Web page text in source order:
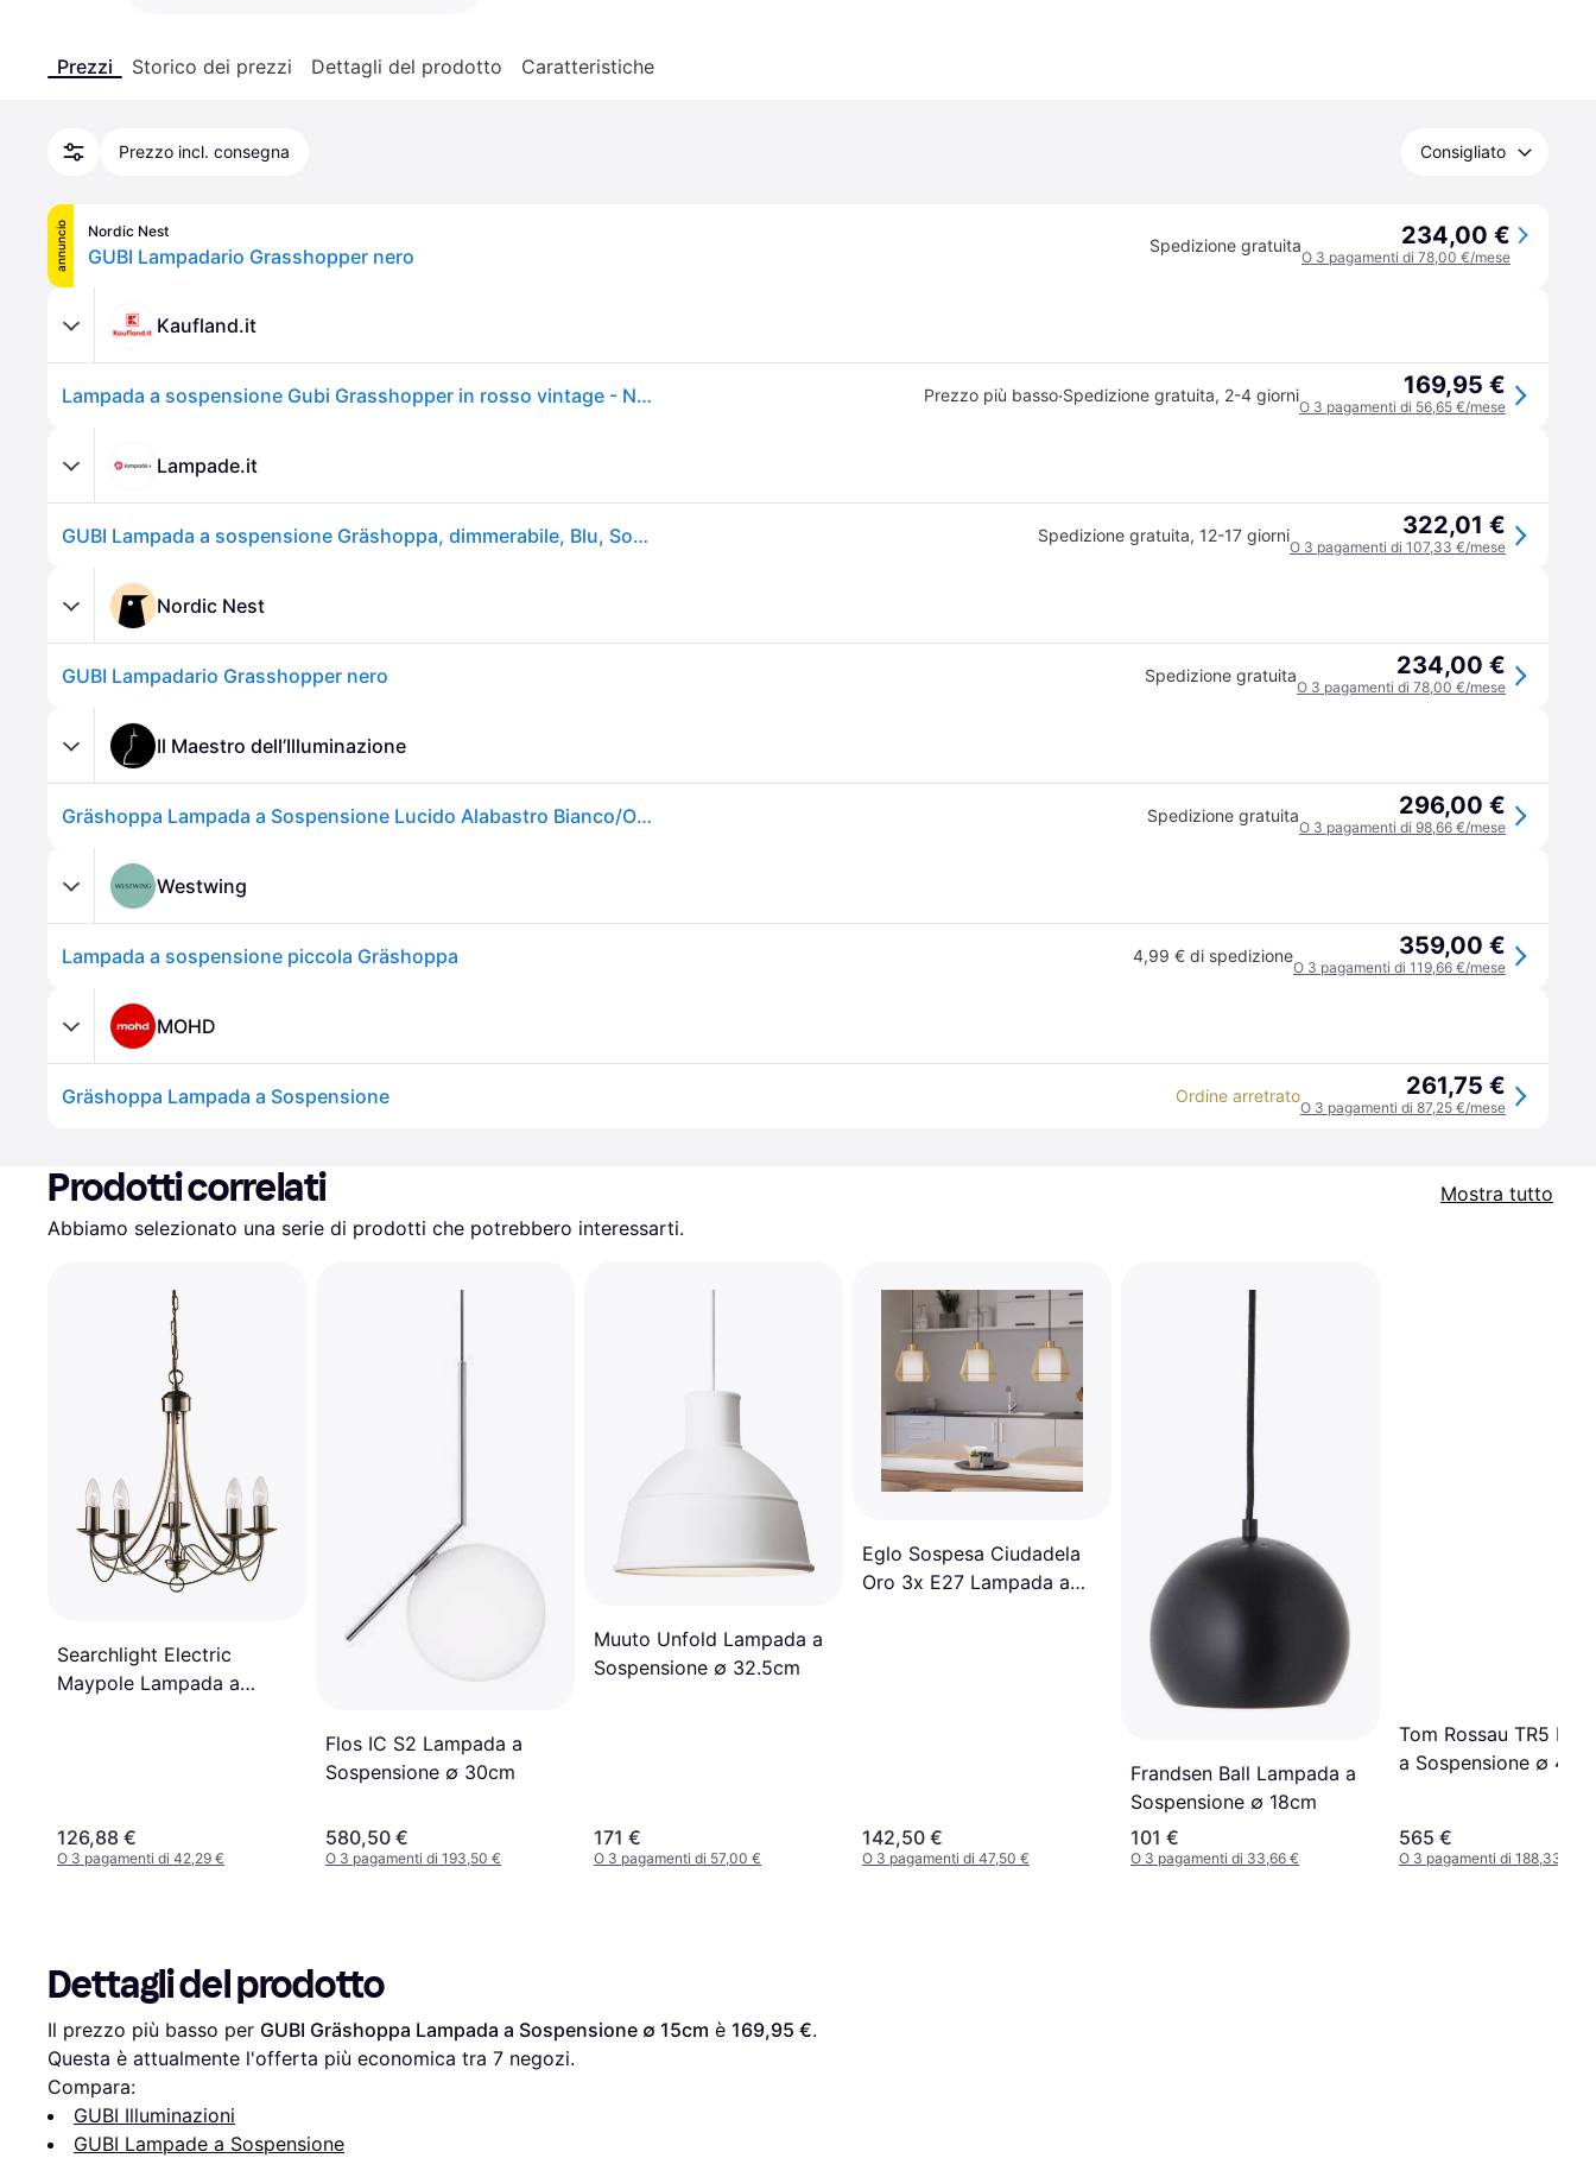
Prezzi Storico dei prezzi Dettagli del prodotto Caratteristiche
Prezzo incl. consegna Consigliato
annuncio Nordic Nest
GUBI Lampadario Grasshopper nero Spedizione gratuita 234,00 €
O 3 pagamenti di 78,00 €/mese
Kaufland.it
Lampada a sospensione Gubi Grasshopper in rosso vintage - Nuova e mai utilizzata, con confezione originale Prezzo più basso·Spedizione gratuita, 2-4 giorni 169,95 €
O 3 pagamenti di 56,65 €/mese
Lampade.it
GUBI Lampada a sospensione Gräshoppa, dimmerabile, Blu, Soggiorno / Sala da pranzo, Metallo, Design, Lampada a sospensione Spedizione gratuita, 12-17 giorni 322,01 €
O 3 pagamenti di 107,33 €/mese
Nordic Nest
GUBI Lampadario Grasshopper nero Spedizione gratuita 234,00 €
O 3 pagamenti di 78,00 €/mese
Il Maestro dell’Illuminazione
Gräshoppa Lampada a Sospensione Lucido Alabastro Bianco/Ottone - GUBI - Soggiorno - Metallo Spedizione gratuita 296,00 €
O 3 pagamenti di 98,66 €/mese
Westwing
Lampada a sospensione piccola Gräshoppa 4,99 € di spedizione 359,00 €
O 3 pagamenti di 119,66 €/mese
MOHD
Gräshoppa Lampada a Sospensione Ordine arretrato 261,75 €
O 3 pagamenti di 87,25 €/mese
Prodotti correlati
Mostra tutto
Abbiamo selezionato una serie di prodotti che potrebbero interessarti.
Searchlight Electric
Maypole Lampada a
126,88 €
O 3 pagamenti di 42,29 €
Flos IC S2 Lampada a
Sospensione ∅ 30cm
580,50 €
O 3 pagamenti di 193,50 €
Muuto Unfold Lampada a
Sospensione ∅ 32.5cm
171 €
O 3 pagamenti di 57,00 €
Eglo Sospesa Ciudadela
Oro 3x E27 Lampada a
142,50 €
O 3 pagamenti di 47,50 €
Frandsen Ball Lampada a
Sospensione ∅ 18cm
101 €
O 3 pagamenti di 33,66 €
Tom Rossau TR5
a Sospensione ∅
565 €
O 3 pagamenti di 188,33 €
Dettagli del prodotto
Il prezzo più basso per GUBI Gräshoppa Lampada a Sospensione ∅ 15cm è 169,95 €.
Questa è attualmente l'offerta più economica tra 7 negozi.
Compara:
GUBI Illuminazioni
GUBI Lampade a Sospensione